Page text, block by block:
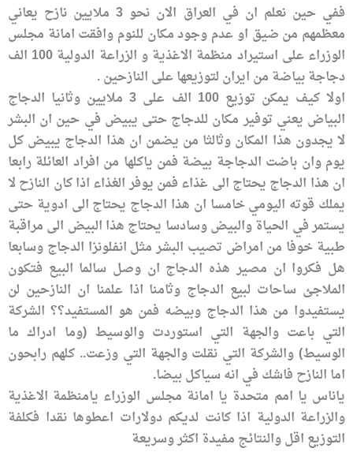
ففي حين نعلم ان في العراق الان نحو 3 ملايين نازح يعاني
معظمهم من ضيق او عدم وجود مكان للنوم وافقت امانة مجلس
الوزراء على استيراد منظمة الاغذية و الزراعة الدولية 100 الف
دجاجة بياضة من ايران لتوزيعها على النازحين .
اولا كيف يمكن توزيع 100 الف على 3 ملايين وثانيا الدجاج
البياض يعني توفير مكان للدجاج حتى يبيض في حين ان البشر
لا يجدون هذا المكان وثالثا من يضمن ان هذا الدجاج يبيض كل
يوم وان باضت الدجاجة بيضة فمن ياكلها من افراد العائلة رابعا
ان هذا الدجاج يحتاج الى غذاء فمن يوفر الغذاء اذا كان النازح لا
يملك قوته اليومي خامسا ان هذا الدجاج يحتاج الى ادوية حتى
يستمر في الحياة والبيض وسادسا يحتاج هذا البيض الى مراقبة
طبية خوفا من امراض تصيب البشر مثل انفلونزا الدجاج وسابعا
هل فكروا ان مصير هذه الدجاج ان وصل سالما البيع فتكون
الملاجئ ساحات لبيع الدجاج وثامنا اذا علمنا ان النازحين لن
يستفيدوا من هذا الدجاج وبيضه فمن هو المستفيد؟؟ الشركة
التي باعت والجهة التي استوردت والوسيط (وما ادراك ما
الوسيط) والشركة التي نقلت والجهة التي وزعت.. كلهم رابحون
اما النازح فاشك في انه سياكل بيضا.
ياناس يا امم متحدة يا امانة مجلس الوزراء يامنظمة الاغذية
والزراعة الدولية اذا كانت لديكم دولارات اعطوها نقدا فكلفة
التوزيع اقل والنتائج مفيدة اكثر وسريعة